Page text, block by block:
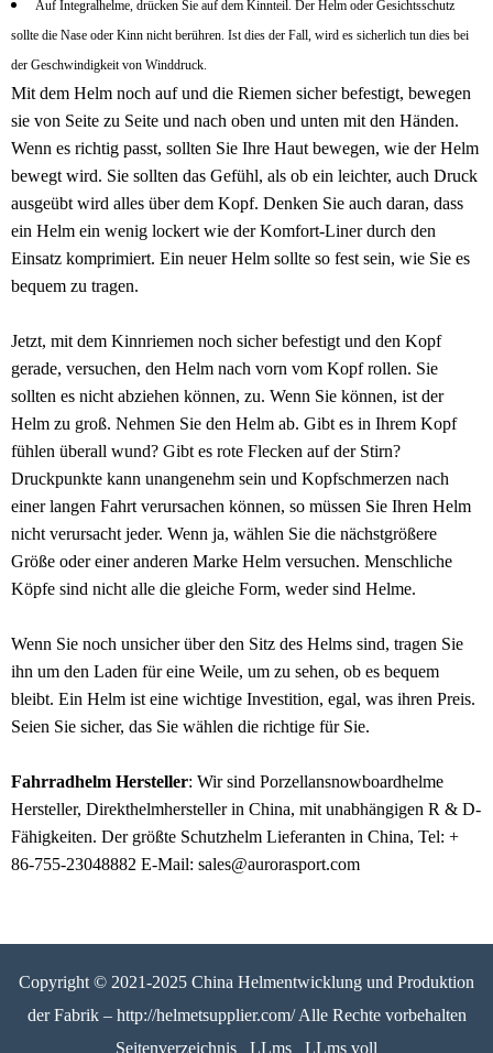
Auf Integralhelme, drücken Sie auf dem Kinnteil. Der Helm oder Gesichtsschutz
sollte die Nase oder Kinn nicht berühren. Ist dies der Fall, wird es sicherlich tun dies bei
der Geschwindigkeit von Winddruck.
Mit dem Helm noch auf und die Riemen sicher befestigt, bewegen
sie von Seite zu Seite und nach oben und unten mit den Händen.
Wenn es richtig passt, sollten Sie Ihre Haut bewegen, wie der Helm
bewegt wird. Sie sollten das Gefühl, als ob ein leichter, auch Druck
ausgeübt wird alles über dem Kopf. Denken Sie auch daran, dass
ein Helm ein wenig lockert wie der Komfort-Liner durch den
Einsatz komprimiert. Ein neuer Helm sollte so fest sein, wie Sie es
bequem zu tragen.
Jetzt, mit dem Kinnriemen noch sicher befestigt und den Kopf
gerade, versuchen, den Helm nach vorn vom Kopf rollen. Sie
sollten es nicht abziehen können, zu. Wenn Sie können, ist der
Helm zu groß. Nehmen Sie den Helm ab. Gibt es in Ihrem Kopf
fühlen überall wund? Gibt es rote Flecken auf der Stirn?
Druckpunkte kann unangenehm sein und Kopfschmerzen nach
einer langen Fahrt verursachen können, so müssen Sie Ihren Helm
nicht verursacht jeder. Wenn ja, wählen Sie die nächstgrößere
Größe oder einer anderen Marke Helm versuchen. Menschliche
Köpfe sind nicht alle die gleiche Form, weder sind Helme.
Wenn Sie noch unsicher über den Sitz des Helms sind, tragen Sie
ihn um den Laden für eine Weile, um zu sehen, ob es bequem
bleibt. Ein Helm ist eine wichtige Investition, egal, was ihren Preis.
Seien Sie sicher, das Sie wählen die richtige für Sie.
Fahrradhelm Hersteller: Wir sind Porzellansnowboardhelme
Hersteller, Direkthelmhersteller in China, mit unabhängigen R & D-
Fähigkeiten. Der größte Schutzhelm Lieferanten in China, Tel: +
86-755-23048882 E-Mail: sales@aurorasport.com
Copyright © 2021-2025 China Helmentwicklung und Produktion
der Fabrik – http://helmetsupplier.com/ Alle Rechte vorbehalten
Seitenverzeichnis
LLms LLms voll